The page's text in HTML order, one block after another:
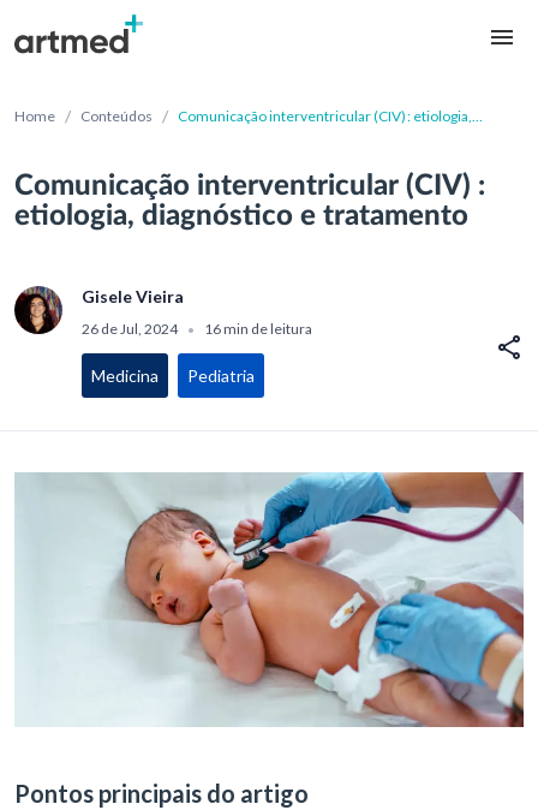
Home / Conteúdos / Comunicação interventricular (CIV) : etiologia,
Comunicação interventricular (CIV) :
etiologia, diagnóstico e tratamento​
Gisele Vieira
26 de Jul, 2024 • 16 min de leitura
Medicina Pediatria
Pontos principais do artigo